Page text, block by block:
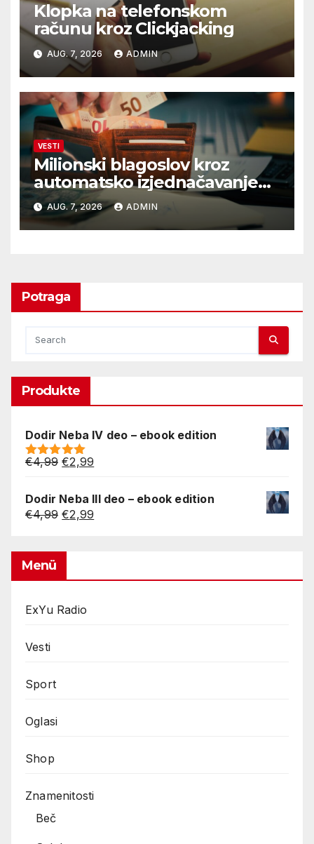
Klopka na telefonskom
računu kroz Clickjacking
AUG. 7, 2026 ADMIN
VESTI
Milionski blagoslov kroz
automatsko izjednačavanje
poreza
AUG. 7, 2026 ADMIN
Potraga
Produkte
Dodir Neba IV deo – ebook edition
Rated5.00
€4,99 Original
was:
€4,99.
€2,99
is:
€2,99.
Dodir Neba III deo – ebook edition
€4,99 Original
€2,99
Menü
ExYu Radio
Vesti
Sport
Oglasi
Shop
Znamenitosti
Beč